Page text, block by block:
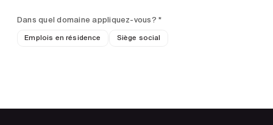
Dans quel domaine appliquez-vous? *
Emplois en résidence Siège social